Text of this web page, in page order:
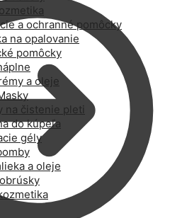
a ochranné pomôcky
na opalovanie
pomôcky
a oleje
na čistenie pleti
do kúpeľa
gély
a oleje